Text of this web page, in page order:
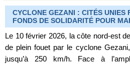
CYCLONE GEZANI : CITÉS UNIES
FONDS DE SOLIDARITÉ POUR
Le 10 février 2026, la côte nord-est
de plein fouet par le cyclone
jusqu’à 250 km/h. Face à